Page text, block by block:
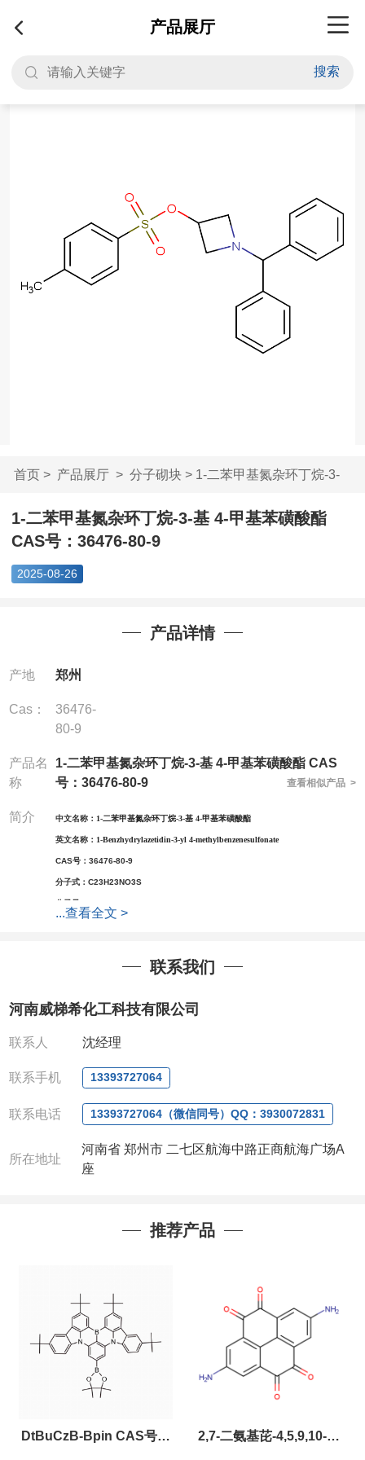
产品展厅
搜索
首页> 产品展厅> 分子砌块> 1-二苯甲基氮杂环丁烷-3-
基 4-...
1-二苯甲基氮杂环丁烷-3-基 4-甲基苯磺酸酯
CAS号：36476-80-9
2025-08-26
产品详情
产地 郑州
Cas：
36476-
80-9
产品名
称
1-二苯甲基氮杂环丁烷-3-基 4-甲基苯磺酸酯 CAS
号：36476-80-9
查看相似产品 >
简介 中文名称： 1-二苯甲基氮杂环丁烷-3-基 4-甲基苯磺酸酯
英文名称： 1-Benzhydrylazetidin-3-yl 4-methylbenzenesulfonate
CAS号： 36476-80-9
分子式： C23H23NO3S
包装：1Mg ; 5Mg;10Mg ;100Mg;250Mg ;500Mg
我司对高校及科研单位先发货和
全额退款,并承担所有运费。电话:0371-
63377391/13393727064
QQ:3930072831
联系人: 沈晓东(欢迎致电,或QQ、微信联系)
...查看全文 >
联系我们
河南威梯希化工科技有限公司
联系人 沈经理
联系手机 13393727064
联系电话 13393727064（微信同号）QQ：3930072831
所在地址
河南省 郑州市 二七区航海中路正商航海广场A
座
推荐产品
DtBuCzB-Bpin CAS号： 2,7-二氨基芘-4,5,9,10-四